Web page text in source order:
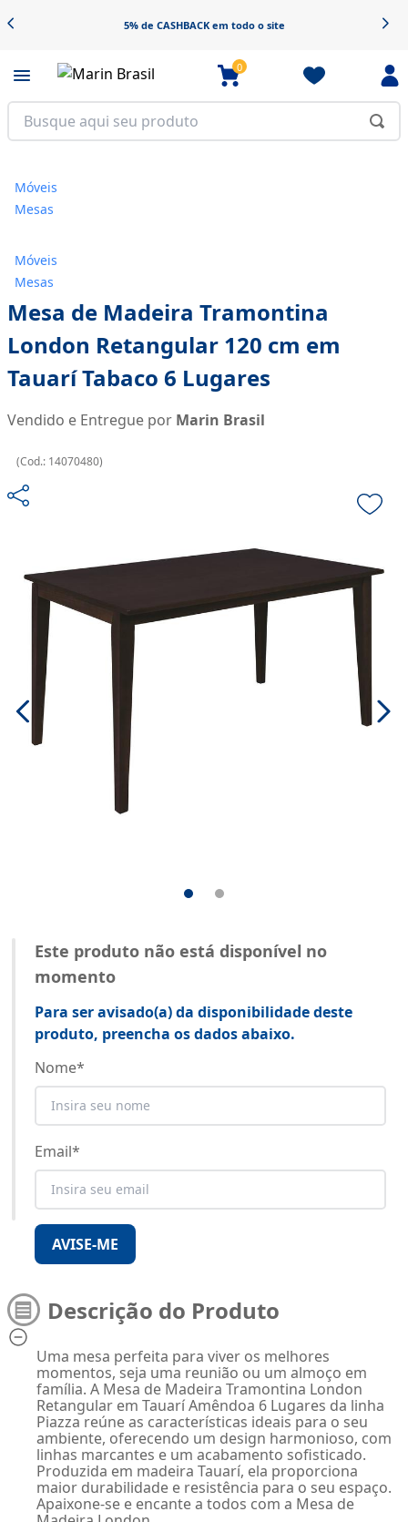
5% de CASHBACK em todo o site
0
Móveis
Mesas
Móveis
Mesas
Mesa de Madeira Tramontina
London Retangular 120 cm em
Tauarí Tabaco 6 Lugares
Vendido e Entregue por Marin Brasil
(Cod.: 14070480)
Este produto não está disponível no
momento
Para ser avisado(a) da disponibilidade deste
produto, preencha os dados abaixo.
Nome*
Email*
AVISE-ME
Descrição do Produto
Uma mesa perfeita para viver os melhores
momentos, seja uma reunião ou um almoço em
família. A Mesa de Madeira Tramontina London
Retangular em Tauarí Amêndoa 6 Lugares da linha
Piazza reúne as características ideais para o seu
ambiente, oferecendo um design harmonioso, com
linhas marcantes e um acabamento sofisticado.
Produzida em madeira Tauarí, ela proporciona
maior durabilidade e resistência para o seu espaço.
Apaixone-se e encante a todos com a Mesa de